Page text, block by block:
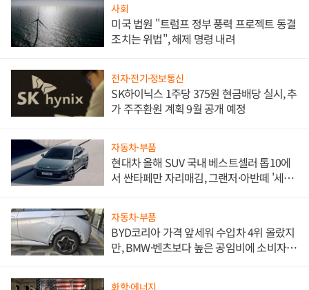
사회
미국 법원 "트럼프 정부 풍력 프로젝트 동결
조치는 위법", 해제 명령 내려
전자·전기·정보통신
SK하이닉스 1주당 375원 현금배당 실시, 추
가 주주환원 계획 9월 공개 예정
자동차·부품
현대차 올해 SUV 국내 베스트셀러 톱10에
서 싼타페만 자리매김, 그랜저·아반떼 '세단
자동차·부품
BYD코리아 가격 앞세워 수입차 4위 올랐지
만, BMW·벤츠보다 높은 공임비에 소비자
화학·에너지